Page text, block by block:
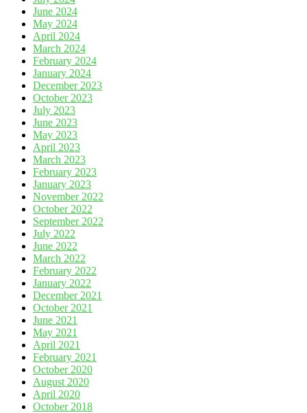
June 2024
May 2024
April 2024
March 2024
February 2024
January 2024
December 2023
October 2023
July 2023
June 2023
May 2023
April 2023
March 2023
February 2023
January 2023
November 2022
October 2022
September 2022
July 2022
June 2022
March 2022
February 2022
January 2022
December 2021
October 2021
June 2021
May 2021
April 2021
February 2021
October 2020
August 2020
April 2020
October 2018